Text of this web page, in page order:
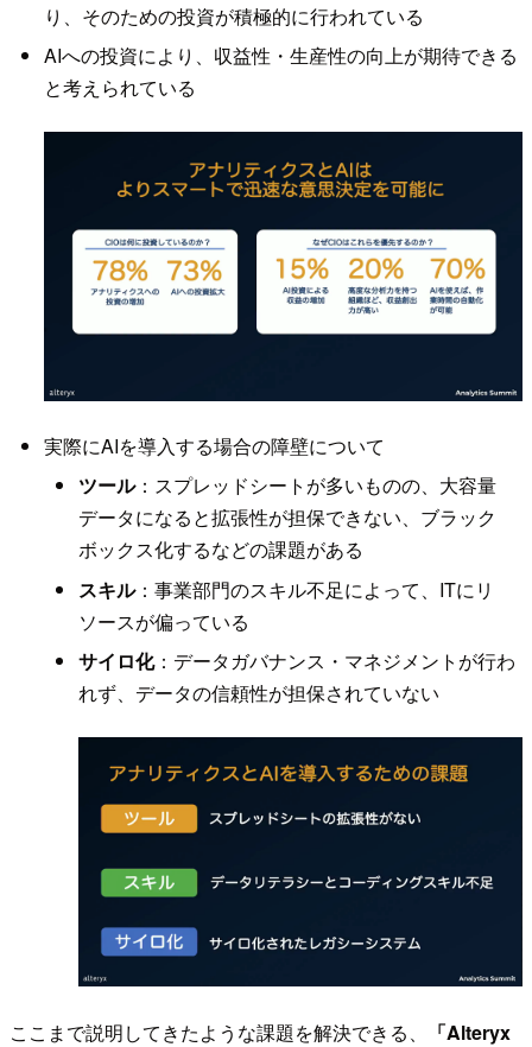
り、そのための投資が積極的に行われている
AIへの投資により、収益性・生産性の向上が期待できる
と考えられている
実際にAIを導入する場合の障壁について
ツール：スプレッドシートが多いものの、大容量
データになると拡張性が担保できない、ブラック
ボックス化するなどの課題がある
スキル：事業部門のスキル不足によって、ITにリ
ソースが偏っている
サイロ化：データガバナンス・マネジメントが行わ
れず、データの信頼性が担保されていない
ここまで説明してきたような課題を解決できる、
「Alteryx